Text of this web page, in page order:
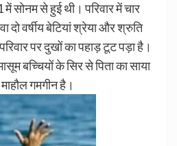
सोनम से हुई थी। परिवार में चार
दो वर्षीय बेटियां श्रेया और श्रुति
पर दुखों का पहाड़ टूट पड़ा है।
बच्चियों के सिर से पिता का साया
गमगीन है।